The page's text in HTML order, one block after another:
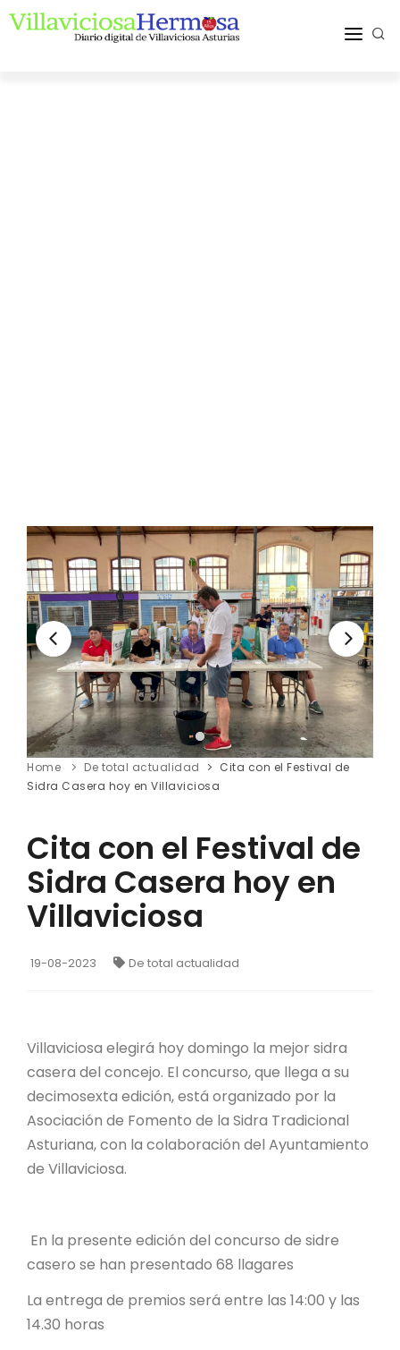
Home De total actualidad
Cita con el Festival de
Sidra Casera hoy en Villaviciosa
Cita con el Festival de
Sidra Casera hoy en
Villaviciosa
19-08-2023 De total actualidad
Villaviciosa elegirá hoy domingo la mejor sidra
casera del concejo. El concurso, que llega a su
decimosexta edición, está organizado por la
Asociación de Fomento de la Sidra Tradicional
Asturiana, con la colaboración del Ayuntamiento
de Villaviciosa.
En la presente edición del concurso de sidre
casero se han presentado 68 llagares
La entrega de premios será entre las 14:00 y las
14.30 horas